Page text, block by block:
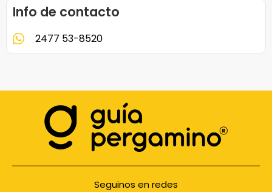
Info de contacto
2477 53-8520
Seguinos en redes